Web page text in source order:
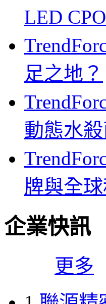
LED
足之地？
動態水
牌與全
企業快訊
更多